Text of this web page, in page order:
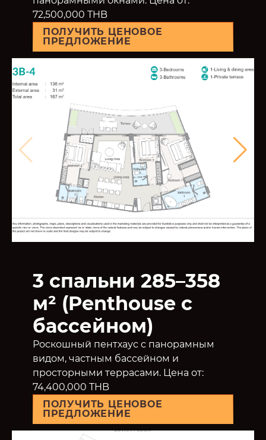
72,500,000 THB
ПОЛУЧИТЬ ЦЕНОВОЕ
ПРЕДЛОЖЕНИЕ
3 спальни 285–358
м² (Penthouse с
бассейном)
Роскошный пентхаус с панорамным
видом, частным бассейном и
просторными террасами. Цена от:
74,400,000 THB
ПОЛУЧИТЬ ЦЕНОВОЕ
ПРЕДЛОЖЕНИЕ